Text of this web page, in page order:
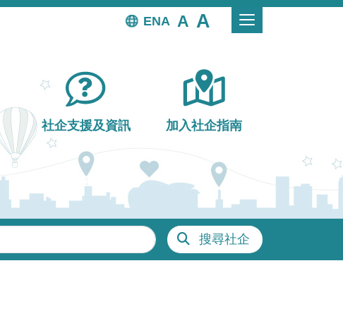
EN
社企支援及資訊 加入社企指南
搜尋社企